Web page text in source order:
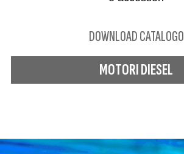
DOWNLOAD CATALOGO
MOTORI DIESEL